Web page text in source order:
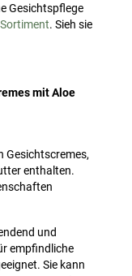
Gesichtspflege
. Sieh sie
mit Aloe
Gesichtscremes,
enthalten.
und
empfindliche
Sie kann